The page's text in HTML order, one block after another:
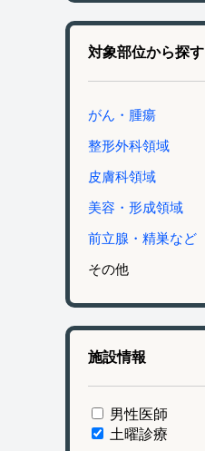
対象部位から探す
がん・腫瘍
整形外科領域
皮膚科領域
美容・形成領域
前立腺・精巣など
その他
施設情報
男性医師
土曜診療